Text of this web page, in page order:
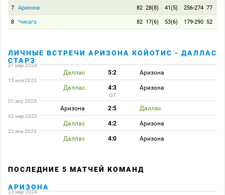
7 Аризона 82 28(8) 41(5) 256-274 77
8 Чикаго 82 17(6) 53(6) 179-290 52
ЛИЧНЫЕ ВСТРЕЧИ АРИЗОНА КОЙОТИС - ДАЛЛАС
СТАРЗ
21 мар 2024
Даллас 5:2 Аризона
15 ноя 2023
Даллас 4:3 Аризона
ОТ
01 апр 2023
Аризона 2:5 Даллас
02 мар 2023
Даллас 4:2 Аризона
22 янв 2023
Даллас 4:0 Аризона
ПОСЛЕДНИЕ 5 МАТЧЕЙ КОМАНД
АРИЗОНА
23 мар 2024